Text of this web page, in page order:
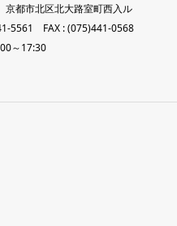
都市北区北大路室町西入ル
5561 FAX : (075)441-0568
～17:30